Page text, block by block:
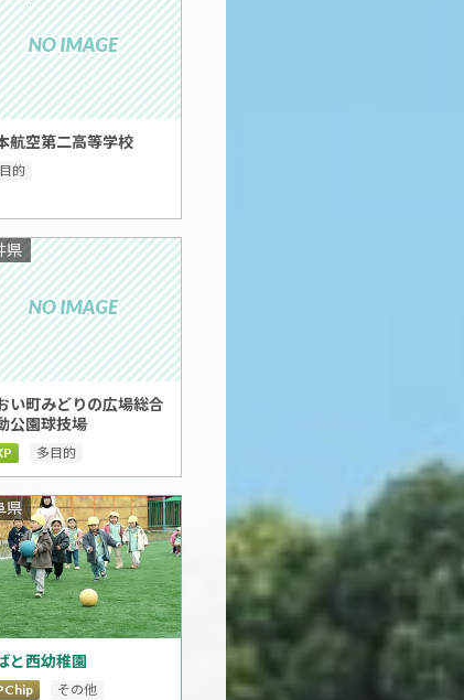
航空第二高等学校
的
い町みどりの広場総合
公園球技場
県
多目的
と西幼稚園
県
その他